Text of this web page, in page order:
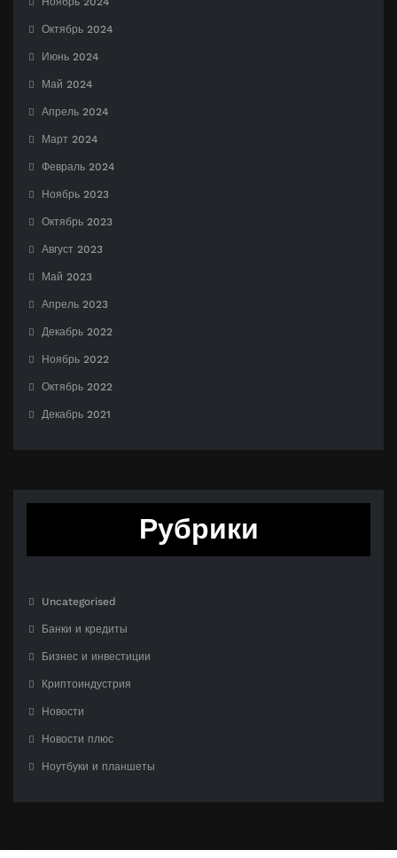
Октябрь 2024
Июнь 2024
Май 2024
Апрель 2024
Март 2024
Февраль 2024
Ноябрь 2023
Октябрь 2023
Август 2023
Май 2023
Апрель 2023
Декабрь 2022
Ноябрь 2022
Октябрь 2022
Декабрь 2021
Рубрики
Uncategorised
Банки и кредиты
Бизнес и инвестиции
Криптоиндустрия
Новости
Новости плюс
Ноутбуки и планшеты